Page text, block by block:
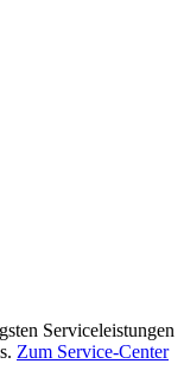
Serviceleistungen
Zum Service-Center